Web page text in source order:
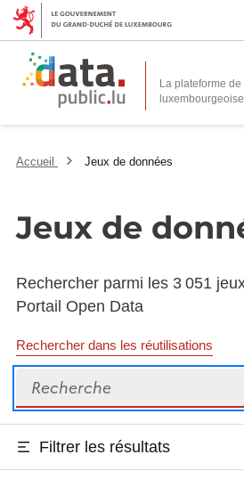
La plateforme
Accueil Jeux de données
Jeux de
Rechercher parmi les 3 051
Portail Open Data
Rechercher dans les réutilisations
Recherche
Filtrer les résultats